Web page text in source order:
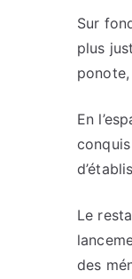
Sur
plus
En
Le
des